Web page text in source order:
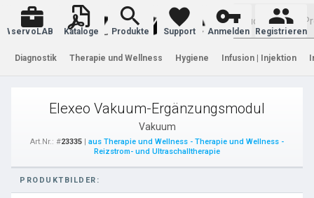
Warenkorb
servoLAB Kataloge Produkte Support Anmelden Registrieren
Diagnostik Therapie und Wellness Hygiene Infusion | Injektion
Elexeo Vakuum-Ergänzungsmodul
Vakuum
Art.Nr.: #23335 | aus Therapie und Wellness - Therapie und Wellness -
Reizstrom- und Ultraschalltherapie
PRODUKTBILDER: